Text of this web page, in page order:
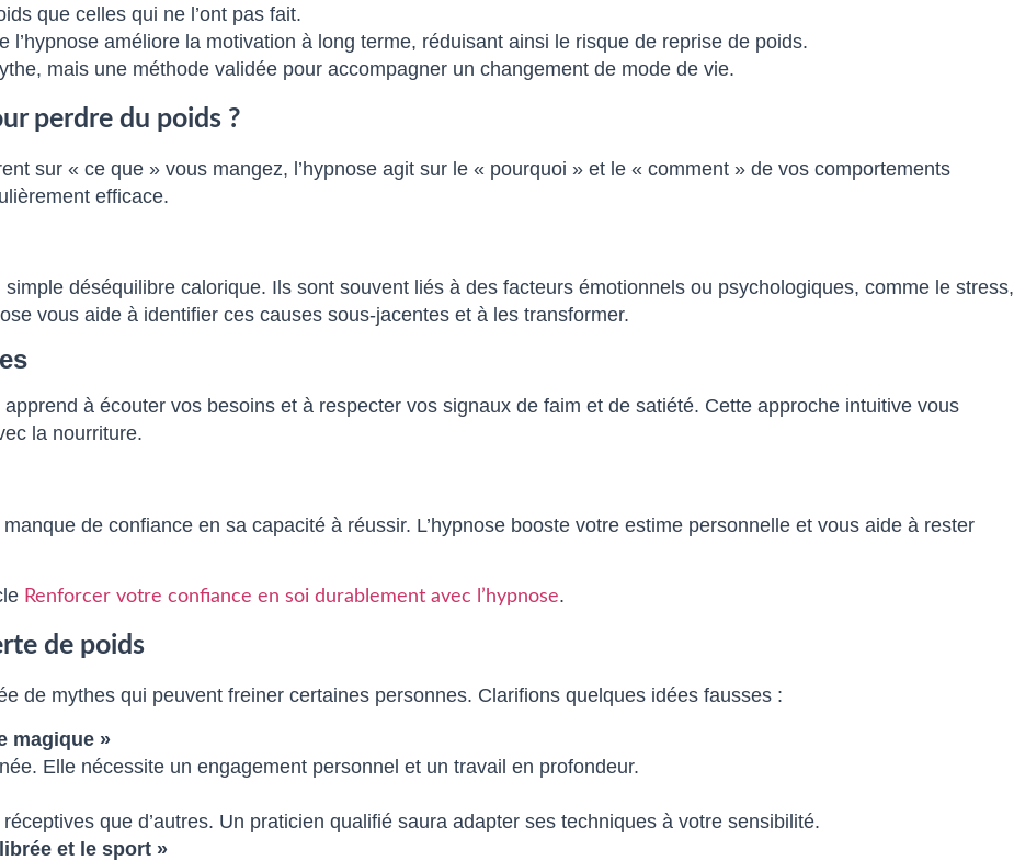
que celles qui ne l’ont pas fait.
l’hypnose améliore la motivation à long terme, réduisant ainsi le risque de reprise de poids.
mais une méthode validée pour accompagner un changement de mode de vie.
perdre du poids ?
sur « ce que » vous mangez, l’hypnose agit sur le « pourquoi » et le « comment » de vos comportements
efficace.
déséquilibre calorique. Ils sont souvent liés à des facteurs émotionnels ou psychologiques, comme le stress,
vous aide à identifier ces causes sous-jacentes et à les transformer.
à écouter vos besoins et à respecter vos signaux de faim et de satiété. Cette approche intuitive vous
la nourriture.
de confiance en sa capacité à réussir. L’hypnose booste votre estime personnelle et vous aide à rester
Renforcer votre confiance en soi durablement avec l’hypnose.
de poids
de mythes qui peuvent freiner certaines personnes. Clarifions quelques idées fausses :
magique »
Elle nécessite un engagement personnel et un travail en profondeur.
que d’autres. Un praticien qualifié saura adapter ses techniques à votre sensibilité.
et le sport »